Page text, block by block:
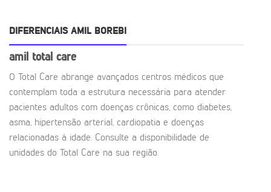
DIFERENCIAIS AMIL BOREBI
amil total care
O Total Care abrange avançados centros médicos que
contemplam toda a estrutura necessária para atender
pacientes adultos com doenças crônicas, como diabetes,
asma, hipertensão arterial, cardiopatia e doenças
relacionadas à idade. Consulte a disponibilidade de
unidades do Total Care na sua região.